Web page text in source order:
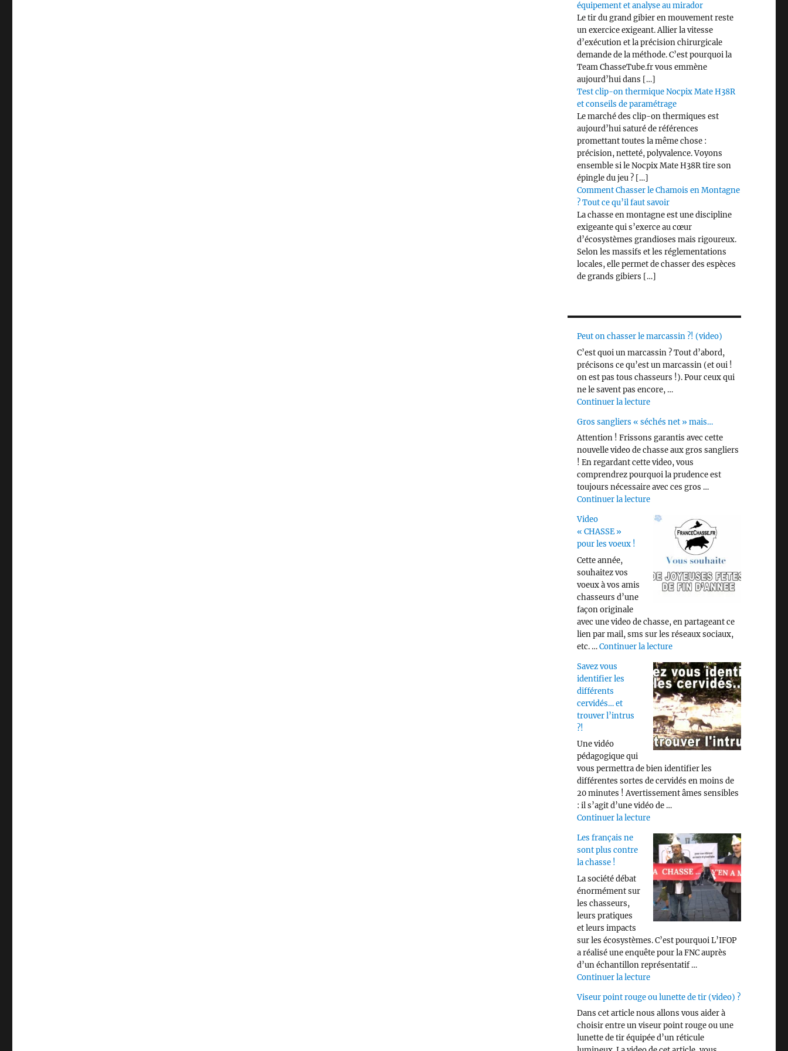
équipement et analyse au mirador
Le tir du grand gibier en mouvement reste
un exercice exigeant. Allier la vitesse
d’exécution et la précision chirurgicale
demande de la méthode. C’est pourquoi la
Team ChasseTube.fr vous emmène
aujourd’hui dans […]
Test clip-on thermique Nocpix Mate H38R
et conseils de paramétrage
Le marché des clip-on thermiques est
aujourd’hui saturé de références
promettant toutes la même chose :
précision, netteté, polyvalence. Voyons
ensemble si le Nocpix Mate H38R tire son
épingle du jeu ? […]
Comment Chasser le Chamois en Montagne
? Tout ce qu’il faut savoir
La chasse en montagne est une discipline
exigeante qui s’exerce au cœur
d’écosystèmes grandioses mais rigoureux.
Selon les massifs et les réglementations
locales, elle permet de chasser des espèces
de grands gibiers […]
Peut on chasser le marcassin ?! (video)
C’est quoi un marcassin ? Tout d’abord,
précisons ce qu’est un marcassin (et oui !
on est pas tous chasseurs !). Pour ceux qui
ne le savent pas encore, …
Continuer la lecturede « Peut on chasser le marcassin ?!
Gros sangliers « séchés net » mais…
Attention ! Frissons garantis avec cette
nouvelle video de chasse aux gros sangliers
! En regardant cette video, vous
comprendrez pourquoi la prudence est
toujours nécessaire avec ces gros …
Continuer la lecturede « Gros sangliers « séchés net »
Video
« CHASSE »
pour les voeux !
Cette année,
souhaitez vos
voeux à vos amis
chasseurs d’une
façon originale
avec une video de chasse, en partageant ce
lien par mail, sms sur les réseaux sociaux,
etc. …Continuer la lecturede « Video « CHASSE » pour
Savez vous
identifier les
différents
cervidés… et
trouver l’intrus
?!
Une vidéo
pédagogique qui
vous permettra de bien identifier les
différentes sortes de cervidés en moins de
20 minutes ! Avertissement âmes sensibles
: il s’agit d’une vidéo de …
Continuer la lecturede « Savez vous identifier les
Les français ne
sont plus contre
la chasse !
La société débat
énormément sur
les chasseurs,
leurs pratiques
et leurs impacts
sur les écosystèmes. C’est pourquoi L’IFOP
a réalisé une enquête pour la FNC auprès
d’un échantillon représentatif …
Continuer la lecturede « Les français ne sont plus contre
Viseur point rouge ou lunette de tir (video) ?
Dans cet article nous allons vous aider à
choisir entre un viseur point rouge ou une
lunette de tir équipée d’un réticule